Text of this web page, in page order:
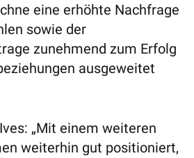
eine erhöhte Nachfrage
sowie der
zunehmend zum Erfolg
ausgeweitet
„Mit einem weiteren
weiterhin gut positioniert,